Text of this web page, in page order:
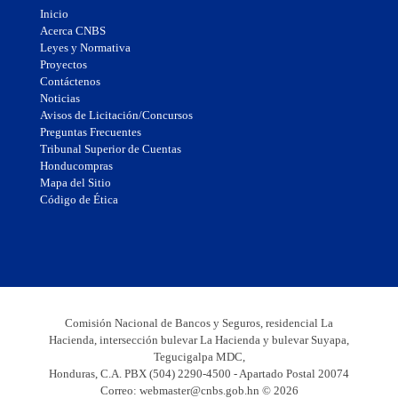
Inicio
Acerca CNBS
Leyes y Normativa
Proyectos
Contáctenos
Noticias
Avisos de Licitación/Concursos
Preguntas Frecuentes
Tribunal Superior de Cuentas
Honducompras
Mapa del Sitio
Código de Ética
Comisión Nacional de Bancos y Seguros, residencial La
Hacienda, intersección bulevar La Hacienda y bulevar Suyapa,
Tegucigalpa MDC,
Honduras, C.A. PBX (504) 2290-4500 - Apartado Postal 20074
Correo: webmaster@cnbs.gob.hn © 2026